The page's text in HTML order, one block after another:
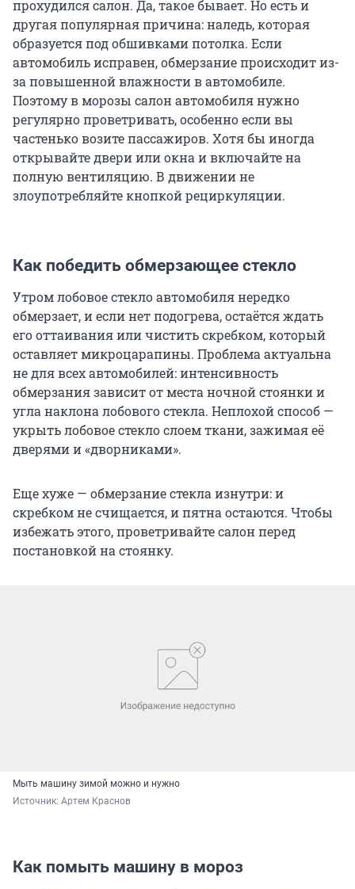
прохудился салон. Да, такое бывает. Но есть и
другая популярная причина: наледь, которая
образуется под обшивками потолка. Если
автомобиль исправен, обмерзание происходит из-
за повышенной влажности в автомобиле.
Поэтому в морозы салон автомобиля нужно
регулярно проветривать, особенно если вы
частенько возите пассажиров. Хотя бы иногда
открывайте двери или окна и включайте на
полную вентиляцию. В движении не
злоупотребляйте кнопкой рециркуляции.
Как победить обмерзающее стекло
Утром лобовое стекло автомобиля нередко
обмерзает, и если нет подогрева, остаётся ждать
его оттаивания или чистить скребком, который
оставляет микроцарапины. Проблема актуальна
не для всех автомобилей: интенсивность
обмерзания зависит от места ночной стоянки и
угла наклона лобового стекла. Неплохой способ —
укрыть лобовое стекло слоем ткани, зажимая её
дверями и «дворниками».
Еще хуже — обмерзание стекла изнутри: и
скребком не счищается, и пятна остаются. Чтобы
избежать этого, проветривайте салон перед
постановкой на стоянку.
Мыть машину зимой можно и нужно
Источник: Артем Краснов
Как помыть машину в мороз